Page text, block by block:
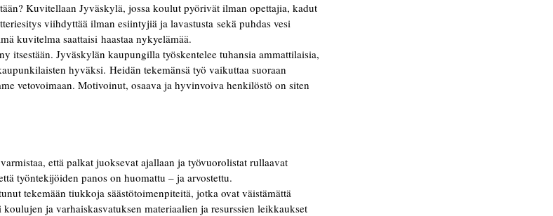
Kuvitellaan Jyväskylä, jossa koulut pyörivät ilman opettajia, kadut
viihdyttää ilman esiintyjiä ja lavastusta sekä puhdas vesi
kuvitelma saattaisi haastaa nykyelämää.
itsestään. Jyväskylän kaupungilla työskentelee tuhansia ammattilaisia,
hyväksi. Heidän tekemänsä työ vaikuttaa suoraan
vetovoimaan. Motivoinut, osaava ja hyvinvoiva henkilöstö on siten
että palkat juoksevat ajallaan ja työvuorolistat rullaavat
työntekijöiden panos on huomattu – ja arvostettu.
tekemään tiukkoja säästötoimenpiteitä, jotka ovat väistämättä
ja varhaiskasvatuksen materiaalien ja resurssien leikkaukset